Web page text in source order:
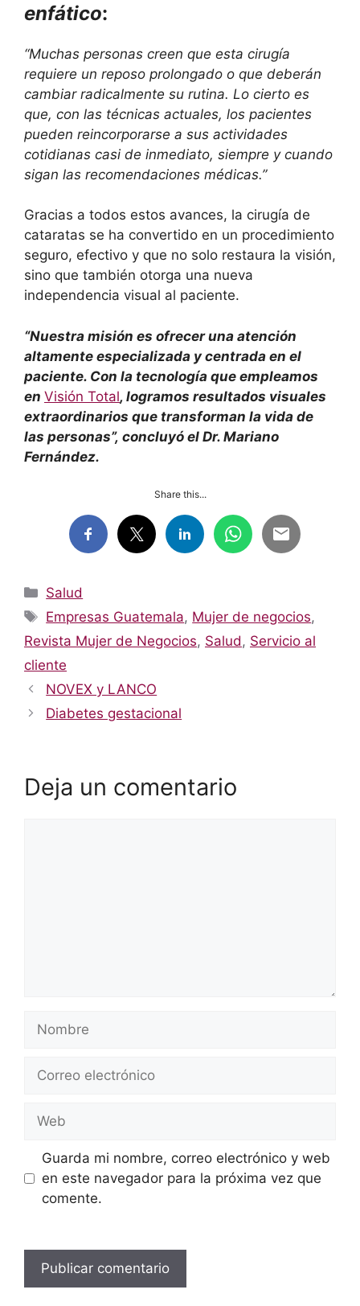
enfático:
“Muchas personas creen que esta cirugía
requiere un reposo prolongado o que deberán
cambiar radicalmente su rutina. Lo cierto es
que, con las técnicas actuales, los pacientes
pueden reincorporarse a sus actividades
cotidianas casi de inmediato, siempre y cuando
sigan las recomendaciones médicas.”
Gracias a todos estos avances, la cirugía de
cataratas se ha convertido en un procedimiento
seguro, efectivo y que no solo restaura la visión,
sino que también otorga una nueva
independencia visual al paciente.
“Nuestra misión es ofrecer una atención
altamente especializada y centrada en el
paciente. Con la tecnología que empleamos
en Visión Total, logramos resultados visuales
extraordinarios que transforman la vida de
las personas”, concluyó el Dr. Mariano
Fernández.
Share this...
Categorías
Salud
Etiquetas
Empresas Guatemala, Mujer de negocios,
Revista Mujer de Negocios, Salud, Servicio al
cliente
NOVEX y LANCO
Diabetes gestacional
Deja un comentario
Nombre
Correo
Web
Guarda mi nombre, correo electrónico y web
en este navegador para la próxima vez que
comente.